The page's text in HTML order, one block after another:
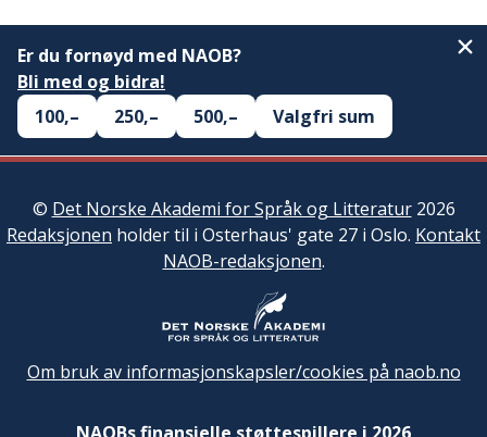
Er du fornøyd med NAOB?
Bli med og bidra!
100,–
250,– 500,– Valgfri sum
© Det Norske Akademi for Språk og Litteratur2026
Redaksjonen holder til i Osterhaus' gate 27 i Oslo. Kontakt
NAOB-redaksjonen.
Om bruk av informasjonskapsler/cookies på naob.no